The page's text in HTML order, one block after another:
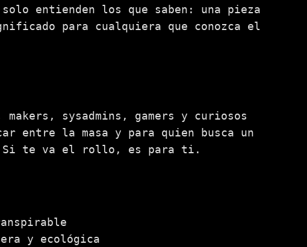
entienden los que saben: una pieza
para cualquiera que conozca el
sysadmins, gamers y curiosos
entre la masa y para quien busca un
Si te va el rollo, es para ti.
y ecológica